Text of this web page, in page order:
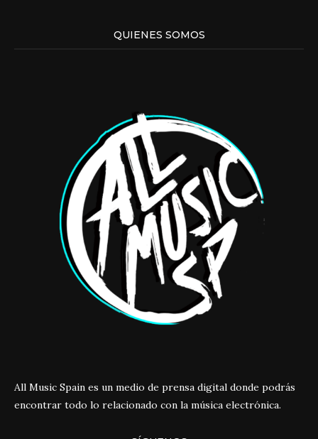
QUIENES SOMOS
All Music Spain es un medio de prensa digital donde podrás
encontrar todo lo relacionado con la música electrónica.